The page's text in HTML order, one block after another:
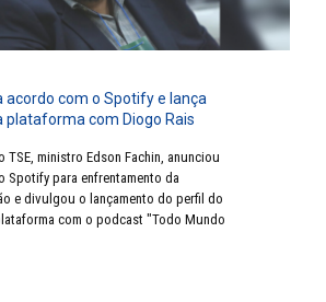
acordo com o Spotify e lança
plataforma com Diogo Rais
TSE, ministro Edson Fachin, anunciou
Spotify para enfrentamento da
e divulgou o lançamento do perfil do
com o podcast "Todo Mundo